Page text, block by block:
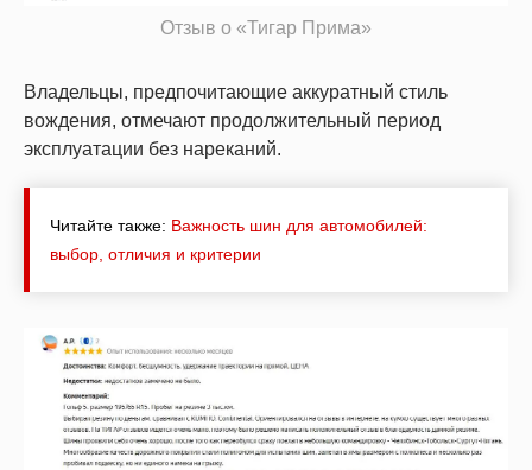
Отзыв о «Тигар Прима»
Владельцы, предпочитающие аккуратный стиль
вождения, отмечают продолжительный период
эксплуатации без нареканий.
Читайте также: Важность шин для автомобилей:
выбор, отличия и критерии